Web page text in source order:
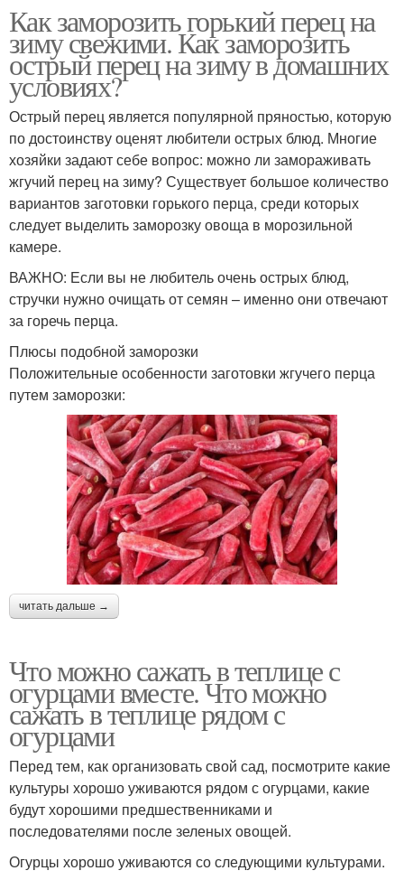
Как заморозить горький перец на
зиму свежими. Как заморозить
острый перец на зиму в домашних
условиях?
Острый перец является популярной пряностью, которую
по достоинству оценят любители острых блюд. Многие
хозяйки задают себе вопрос: можно ли замораживать
жгучий перец на зиму? Существует большое количество
вариантов заготовки горького перца, среди которых
следует выделить заморозку овоща в морозильной
камере.
ВАЖНО: Если вы не любитель очень острых блюд,
стручки нужно очищать от семян – именно они отвечают
за горечь перца.
Плюсы подобной заморозки
Положительные особенности заготовки жгучего перца
путем заморозки:
читать дальше →
Что можно сажать в теплице с
огурцами вместе. Что можно
сажать в теплице рядом с
огурцами
Перед тем, как организовать свой сад, посмотрите какие
культуры хорошо уживаются рядом с огурцами, какие
будут хорошими предшественниками и
последователями после зеленых овощей.
Огурцы хорошо уживаются со следующими культурами.